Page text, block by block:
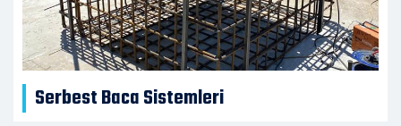
Serbest Baca Sistemleri 2